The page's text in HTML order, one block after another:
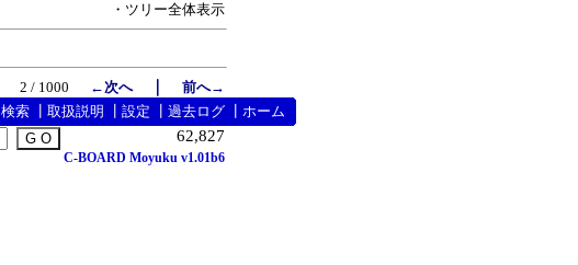
・ツリー全体表示
2 / 1000 ←次へ｜ 前へ→
検索 取扱説明 設定 過去ログ ホーム
62,827
C-BOARD Moyuku v1.01b6